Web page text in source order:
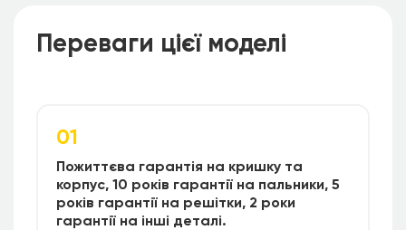
Переваги цієї моделі
01
Пожиттєва гарантія на кришку та
корпус, 10 років гарантії на пальники, 5
років гарантії на решітки, 2 роки
гарантії на інші деталі.